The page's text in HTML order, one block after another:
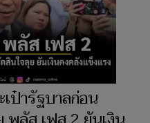
เป๋ารัฐบาลก่อน